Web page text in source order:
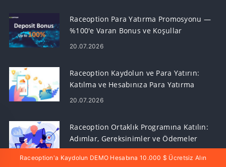
Raceoption Para Yatırma Promosyonu —
%100'e Varan Bonus ve Koşullar
20.07.2026
Raceoption Kaydolun ve Para Yatırın:
Katılma ve Hesabınıza Para Yatırma
Adımları
20.07.2026
Raceoption Ortaklık Programına Katılın:
Adımlar, Gereksinimler ve Ödemeler
20.07.2026
Raceoption'a Kaydolun DEMO Hesabına 10.000 $ Ücretsiz Alın